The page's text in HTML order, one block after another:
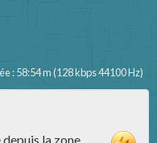
: 58:54 m (128 kbps 44100 Hz)
la zone